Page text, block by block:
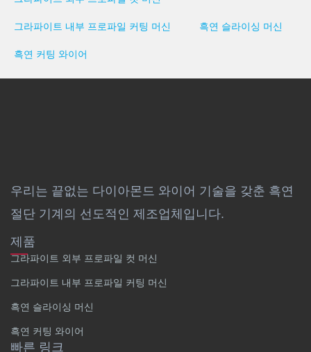
그라파이트 내부 프로파일 커팅 머신 흑연 슬라이싱 머신
흑연 커팅 와이어
우리는 끝없는 다이아몬드 와이어 기술을 갖춘 흑연
절단 기계의 선도적인 제조업체입니다.
제품
그라파이트 외부 프로파일 컷 머신
그라파이트 내부 프로파일 커팅 머신
흑연 슬라이싱 머신
흑연 커팅 와이어
빠른 링크